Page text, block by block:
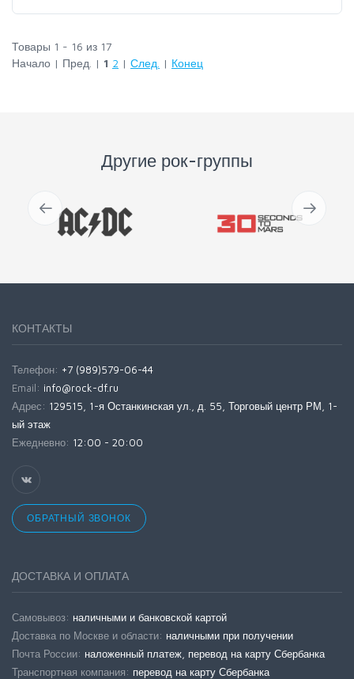
Товары 1 - 16 из 17
Начало | Пред. | 1 2 | След. | Конец
Другие рок-группы
КОНТАКТЫ
Телефон: +7 (989)579-06-44
Email: info@rock-df.ru
Адрес: 129515, 1-я Останкинская ул., д. 55, Торговый центр РМ, 1-
ый этаж
Ежедневно: 12:00 - 20:00
ОБРАТНЫЙ ЗВОНОК
ДОСТАВКА И ОПЛАТА
Самовывоз: наличными и банковской картой
Доставка по Москве и области: наличными при получении
Почта России: наложенный платеж, перевод на карту Сбербанка
Транспортная компания: перевод на карту Сбербанка